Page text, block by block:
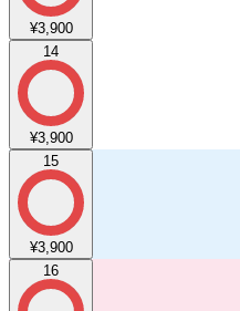
¥3,900
14
¥3,900
15
¥3,900
16